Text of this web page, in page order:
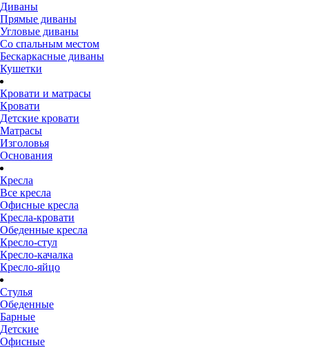
Диваны
Прямые диваны
Угловые диваны
Со спальным местом
Бескаркасные диваны
Кушетки
Кровати и матрасы
Кровати
Детские кровати
Матрасы
Изголовья
Основания
Кресла
Все кресла
Офисные кресла
Кресла-кровати
Обеденные кресла
Кресло-стул
Кресло-качалка
Кресло-яйцо
Стулья
Обеденные
Барные
Детские
Офисные